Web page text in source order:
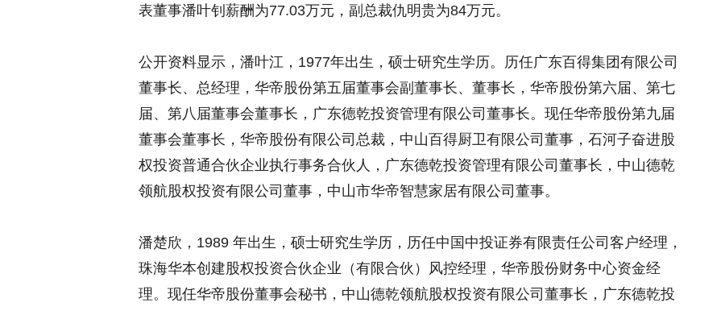
表董事潘叶钊薪酬为77.03万元，副总裁仇明贵为84万元。
公开资料显示，潘叶江，1977年出生，硕士研究生学历。历任广东百得集团有限公司
董事长、总经理，华帝股份第五届董事会副董事长、董事长，华帝股份第六届、第七
届、第八届董事会董事长，广东德乾投资管理有限公司董事长。现任华帝股份第九届
董事会董事长，华帝股份有限公司总裁，中山百得厨卫有限公司董事，石河子奋进股
权投资普通合伙企业执行事务合伙人，广东德乾投资管理有限公司董事长，中山德乾
领航股权投资有限公司董事，中山市华帝智慧家居有限公司董事。
潘楚欣，1989 年出生，硕士研究生学历，历任中国中投证券有限责任公司客户经理，
珠海华本创建股权投资合伙企业（有限合伙）风控经理，华帝股份财务中心资金经
理。现任华帝股份董事会秘书，中山德乾领航股权投资有限公司董事长，广东德乾投